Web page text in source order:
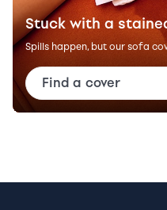
Stuck with a
Spills happen, but our sofa
Find a cover